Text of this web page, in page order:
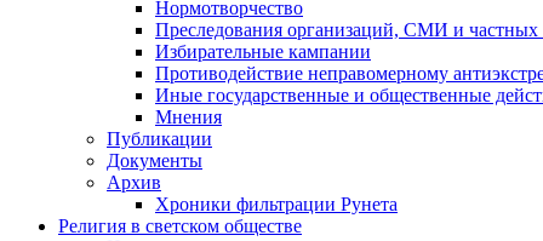
Нормотворчество
Преследования организаций, СМИ и частных
Избирательные кампании
Противодействие неправомерному
Иные государственные и общественные
Мнения
Публикации
Документы
Архив
Хроники фильтрации Рунета
Религия в светском обществе